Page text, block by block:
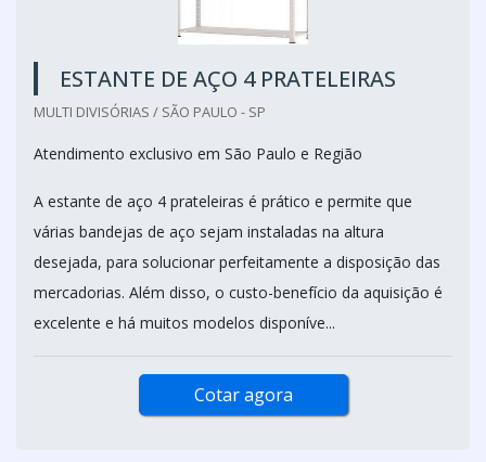
ESTANTE DE AÇO 4 PRATELEIRAS
MULTI DIVISÓRIAS / SÃO PAULO - SP
Atendimento exclusivo em São Paulo e Região
A estante de aço 4 prateleiras é prático e permite que
várias bandejas de aço sejam instaladas na altura
desejada, para solucionar perfeitamente a disposição das
mercadorias. Além disso, o custo-benefício da aquisição é
excelente e há muitos modelos disponíve...
Cotar agora